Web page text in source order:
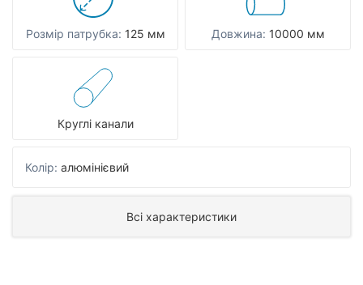
Розмір патрубка: 125 мм Довжина: 10000 мм
Круглі канали
Колір: алюмінієвий
Всі характеристики